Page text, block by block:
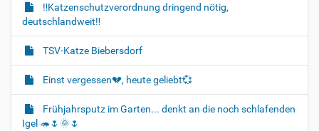
‼️Katzenschutzverordnung dringend nötig,
deutschlandweit‼️
TSV-Katze Biebersdorf
Einst vergessen💔, heute geliebt💞
Frühjahrsputz im Garten... denkt an die noch schlafenden
Igel 🦔🌷🌞🌷